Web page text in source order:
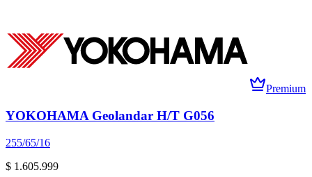
Premium
YOKOHAMA Geolandar H/T G056
255/65/16
$ 1.605.999